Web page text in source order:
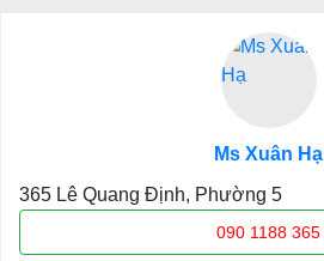
Ms Xuân Hạ
365 Lê Quang Định, Phường 5
090 1188 365